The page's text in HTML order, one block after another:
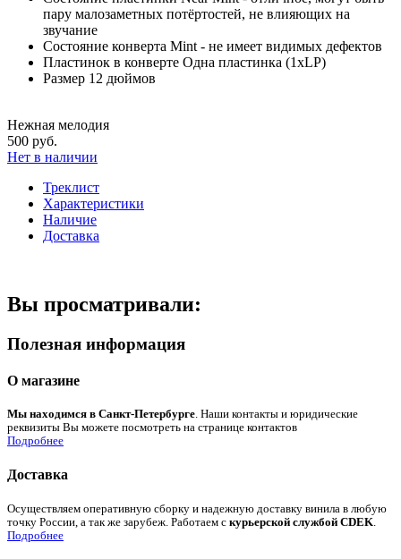
пару малозаметных потёртостей, не влияющих на
звучание
Состояние конверта Mint - не имеет видимых дефектов
Пластинок в конверте Одна пластинка (1xLP)
Размер 12 дюймов
Нежная мелодия
500 руб.
Нет в наличии
Треклист
Характеристики
Наличие
Доставка
Вы просматривали:
Полезная информация
О магазине
Мы находимся в Санкт-Петербурге. Наши контакты и юридические
реквизиты Вы можете посмотреть на странице контактов
Подробнее
Доставка
Осуществляем оперативную сборку и надежную доставку винила в любую
точку России, а так же зарубеж. Работаем с курьерской службой CDEK
Подробнее